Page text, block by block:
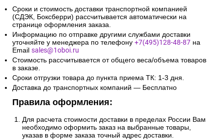
Сроки и стоимость доставки транспортной компанией
(СДЭК, Боксберри) рассчитывается автоматически на
странице оформления заказа.
Информацию по отправке другими службами доставки
уточняйте у менеджера по телефону +7(495)128-48-87 на
Email sales@1oboi.ru
Стоимость рассчитывается от общего веса/объема товаров
в заказе.
Сроки отгрузки товара до пункта приема ТК: 1-3 дня.
Доставка до транспортных компаний — Бесплатно
Правила оформления:
Для расчета стоимости доставки в пределах России Вам
необходимо оформить заказ на выбранные товары,
указав в форме заказа точный адрес доставки.